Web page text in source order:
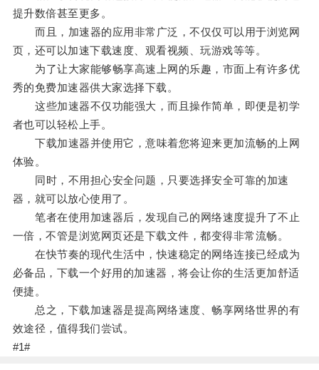
提升数倍甚至更多。
而且，加速器的应用非常广泛，不仅仅可以用于浏览网
页，还可以加速下载速度、观看视频、玩游戏等等。
为了让大家能够畅享高速上网的乐趣，市面上有许多优
秀的免费加速器供大家选择下载。
这些加速器不仅功能强大，而且操作简单，即便是初学
者也可以轻松上手。
下载加速器并使用它，意味着您将迎来更加流畅的上网
体验。
同时，不用担心安全问题，只要选择安全可靠的加速
器，就可以放心使用了。
笔者在使用加速器后，发现自己的网络速度提升了不止
一倍，不管是浏览网页还是下载文件，都变得非常流畅。
在快节奏的现代生活中，快速稳定的网络连接已经成为
必备品，下载一个好用的加速器，将会让你的生活更加舒适
便捷。
总之，下载加速器是提高网络速度、畅享网络世界的有
效途径，值得我们尝试。
#1#